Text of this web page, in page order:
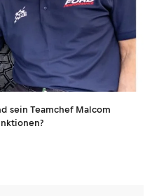
sein Teamchef Malcom